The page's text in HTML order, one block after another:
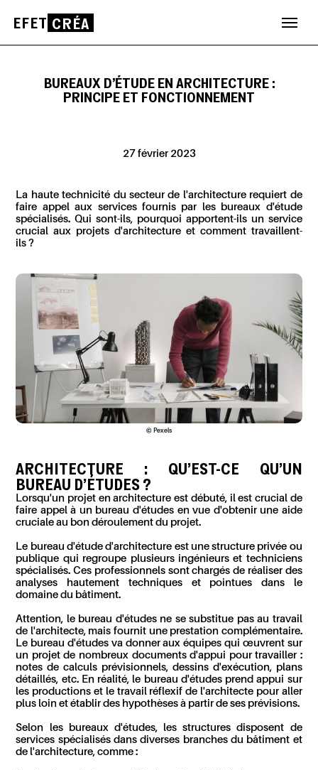
BUREAUX D'ÉTUDE EN ARCHITECTURE :
PRINCIPE ET FONCTIONNEMENT
27 février 2023
La haute technicité du secteur de l'architecture requiert de
faire appel aux services fournis par les bureaux d'étude
spécialisés. Qui sont-ils, pourquoi apportent-ils un service
crucial aux projets d'architecture et comment travaillent-
ils ?
© Pexels
ARCHITECTURE : QU'EST-CE QU'UN
BUREAU D'ÉTUDES ?
Lorsqu'un projet en architecture est débuté, il est crucial de
faire appel à un bureau d'études en vue d'obtenir une aide
cruciale au bon déroulement du projet.
Le bureau d'étude d'architecture est une structure privée ou
publique qui regroupe plusieurs ingénieurs et techniciens
spécialisés. Ces professionnels sont chargés de réaliser des
analyses hautement techniques et pointues dans le
domaine du bâtiment.
Attention, le bureau d'études ne se substitue pas au travail
de l'architecte, mais fournit une prestation complémentaire.
Le bureau d'études va donner aux équipes qui œuvrent sur
un projet de nombreux documents d'appui pour travailler :
notes de calculs prévisionnels, dessins d'exécution, plans
détaillés, etc. En réalité, le bureau d'études prend appui sur
les productions et le travail réflexif de l'architecte pour aller
plus loin et établir des hypothèses à partir de ses prévisions.
Selon les bureaux d'études, les structures disposent de
services spécialisés dans diverses branches du bâtiment et
de l'architecture, comme :
EFET CRÉA